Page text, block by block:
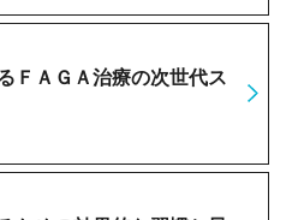
ＦＡＧＡ治療の次世代ス